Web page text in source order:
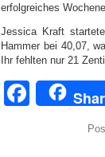
erfolgreiches
Jessica Kraft
Hammer bei 40,07,
Ihr fehlten nur 21